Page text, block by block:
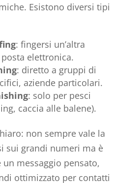
Esistono diversi tipi
: fingersi un’altra
elettronica.
: diretto a gruppi di
aziende particolari.
: solo per pesci
caccia alle balene).
non sempre vale la
sui grandi numeri ma è
messaggio pensato,
ottimizzato per contatti